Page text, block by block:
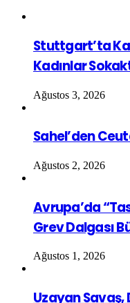
Stuttgart’ta
Kadınlar
Ağustos 3, 2026
Sahel’den
Ağustos 2, 2026
Avrupa’da
Grev Dalgası
Ağustos 1, 2026
Uzayan Savaş,